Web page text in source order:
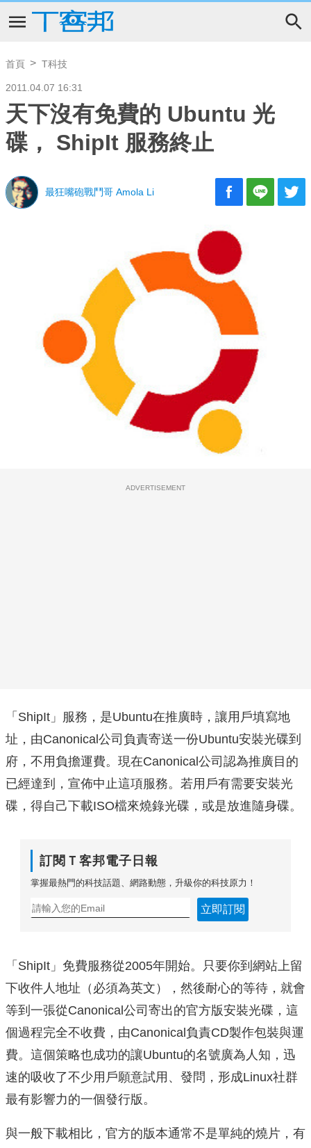
首頁 T科技
2011.04.07 16:31
天下沒有免費的 Ubuntu 光
碟， ShipIt 服務終止
最狂嘴砲戰鬥哥 Amola Li
ADVERTISEMENT
「ShipIt」服務，是Ubuntu在推廣時，讓用戶填寫地
址，由Canonical公司負責寄送一份Ubuntu安裝光碟到
府，不用負擔運費。現在Canonical公司認為推廣目的
已經達到，宣佈中止這項服務。若用戶有需要安裝光
碟，得自己下載ISO檔來燒錄光碟，或是放進隨身碟。
訂閱Ｔ客邦電子日報
掌握最熱門的科技話題、網路動態，升級你的科技原力！
立即訂閱
「ShipIt」免費服務從2005年開始。只要你到網站上留
下收件人地址（必須為英文），然後耐心的等待，就會
等到一張從Canonical公司寄出的官方版安裝光碟，這
個過程完全不收費，由Canonical負責CD製作包裝與運
費。這個策略也成功的讓Ubuntu的名號廣為人知，迅
速的吸收了不少用戶願意試用、發問，形成Linux社群
最有影響力的一個發行版。
與一般下載相比，官方的版本通常不是單純的燒片，有